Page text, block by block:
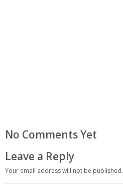
No Comments Yet
Leave a Reply
Your email address will not be published.